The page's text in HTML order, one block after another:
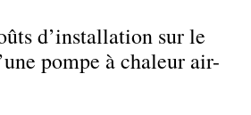
d’installation sur le
pompe à chaleur air-